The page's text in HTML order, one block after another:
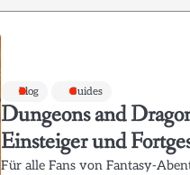
Blog Guides
Dungeons and
Einsteiger und
Für alle Fans von Fantasy-